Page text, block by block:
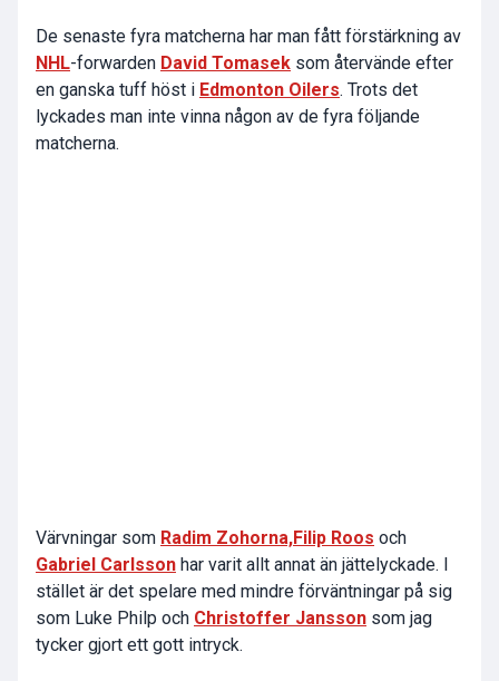
De senaste fyra matcherna har man fått förstärkning av
NHL-forwarden David Tomasek som återvände efter
en ganska tuff höst i Edmonton Oilers. Trots det
lyckades man inte vinna någon av de fyra följande
matcherna.
Värvningar som Radim Zohorna,Filip Roos och
Gabriel Carlsson har varit allt annat än jättelyckade. I
stället är det spelare med mindre förväntningar på sig
som Luke Philp och Christoffer Jansson som jag
tycker gjort ett gott intryck.